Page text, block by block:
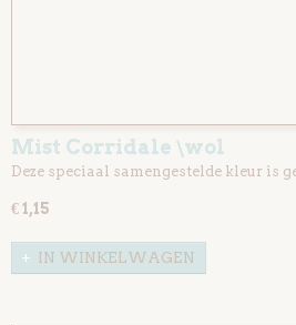
Mist Corridale \wol
Deze speciaal samengestelde kleur is
€ 1,15
IN WINKELWAGEN